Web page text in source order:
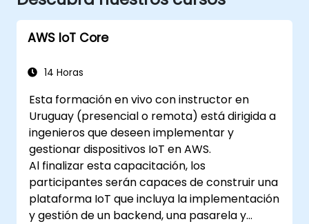
AWS IoT Core
14 Horas
Esta formación en vivo con instructor en
Uruguay (presencial o remota) está dirigida a
ingenieros que deseen implementar y
gestionar dispositivos IoT en AWS.
Al finalizar esta capacitación, los
participantes serán capaces de construir una
plataforma IoT que incluya la implementación
y gestión de un backend, una pasarela y